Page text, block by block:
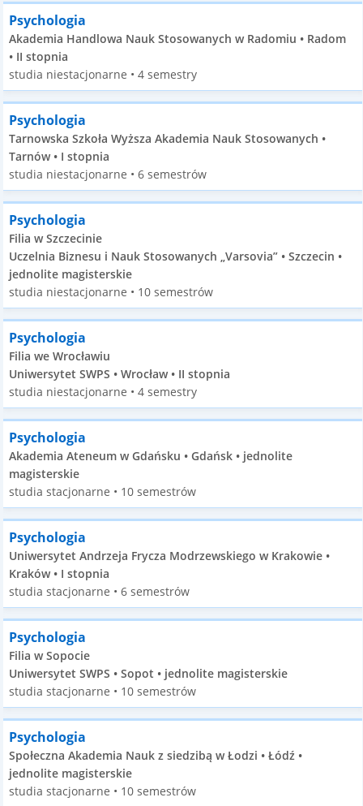
Psychologia
Akademia Handlowa Nauk Stosowanych w Radomiu • Radom
• II stopnia
studia niestacjonarne • 4 semestry
Psychologia
Tarnowska Szkoła Wyższa Akademia Nauk Stosowanych •
Tarnów • I stopnia
studia niestacjonarne • 6 semestrów
Psychologia
Filia w Szczecinie
Uczelnia Biznesu i Nauk Stosowanych „Varsovia” • Szczecin •
jednolite magisterskie
studia niestacjonarne • 10 semestrów
Psychologia
Filia we Wrocławiu
Uniwersytet SWPS • Wrocław • II stopnia
studia niestacjonarne • 4 semestry
Psychologia
Akademia Ateneum w Gdańsku • Gdańsk • jednolite
magisterskie
studia stacjonarne • 10 semestrów
Psychologia
Uniwersytet Andrzeja Frycza Modrzewskiego w Krakowie •
Kraków • I stopnia
studia stacjonarne • 6 semestrów
Psychologia
Filia w Sopocie
Uniwersytet SWPS • Sopot • jednolite magisterskie
studia stacjonarne • 10 semestrów
Psychologia
Społeczna Akademia Nauk z siedzibą w Łodzi • Łódź •
jednolite magisterskie
studia stacjonarne • 10 semestrów